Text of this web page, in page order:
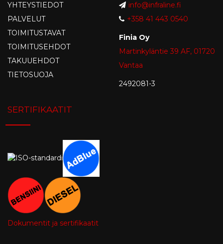
YHTEYSTIEDOT
PALVELUT
TOIMITUSTAVAT
TOIMITUSEHDOT
TAKUUEHDOT
TIETOSUOJA
info@infraline.fi
+358 41 443 0540
Finia Oy
Martinkyläntie 39 AF, 01720
Vantaa
2492081-3
SERTIFIKAATIT
Dokumentit ja sertifikaatit